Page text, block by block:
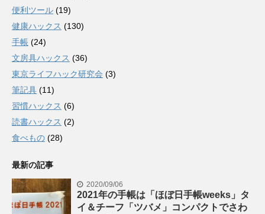
便利ツール (19)
健康ハックス (130)
手帳 (24)
文房具ハックス (36)
東京ライフハック研究会 (3)
筆記具 (11)
習慣ハックス (6)
読書ハックス (2)
食べもの (28)
最新の記事
2020/09/06
2021年の手帳は「ほぼ日手帳weeks」タ
イ＆チーフ「ツバメ」コンパクトでさわ